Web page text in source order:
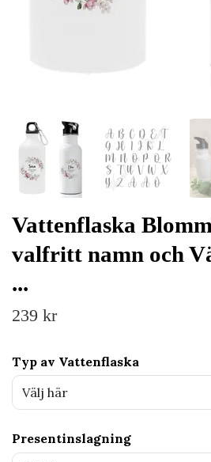
Vattenflaska
valfritt namn och
...
239 kr
Typ av Vattenflaska
Välj här
Presentinslagning